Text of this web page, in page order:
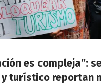
es compleja”:
turístico reportan